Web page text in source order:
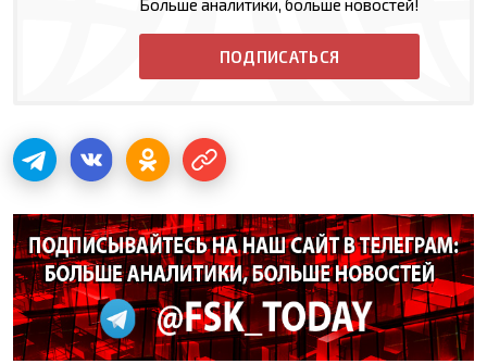
Больше аналитики, больше новостей!
ПОДПИСАТЬСЯ